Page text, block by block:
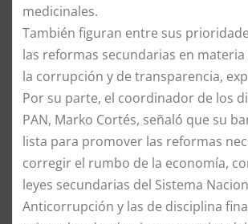
medicinales.
También figuran entre sus
las reformas secundarias en
la corrupción y de transparencia,
Por su parte, el coordinador de los
PAN, Marko Cortés, señaló que su
lista para promover las reformas
corregir el rumbo de la economía,
leyes secundarias del Sistema
Anticorrupción y las de disciplina